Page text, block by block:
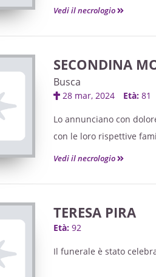
comune.
Vedi il necrologio
SECONDINA
Busca
28 mar, 2024 Età:81
Lo annunciano con
con le loro rispettive
Vedi il necrologio
TERESA PIRA
Età: 92
Il funerale è stato